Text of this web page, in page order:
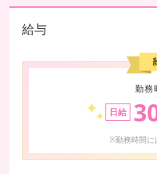
給与
勤務
日給
※勤務時間に